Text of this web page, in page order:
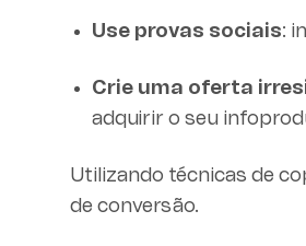
Use provas sociais:
Crie uma oferta
adquirir o seu
Utilizando técnicas de
de conversão.